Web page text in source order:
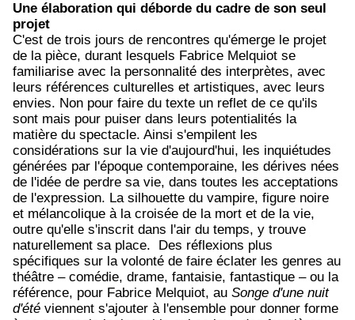
Une élaboration qui déborde du cadre de son seul
projet
C'est de trois jours de rencontres qu'émerge le projet
de la pièce, durant lesquels Fabrice Melquiot se
familiarise avec la personnalité des interprètes, avec
leurs références culturelles et artistiques, avec leurs
envies. Non pour faire du texte un reflet de ce qu'ils
sont mais pour puiser dans leurs potentialités la
matière du spectacle. Ainsi s'empilent les
considérations sur la vie d'aujourd'hui, les inquiétudes
générées par l'époque contemporaine, les dérives nées
de l'idée de perdre sa vie, dans toutes les acceptations
de l'expression. La silhouette du vampire, figure noire
et mélancolique à la croisée de la mort et de la vie,
outre qu'elle s'inscrit dans l'air du temps, y trouve
naturellement sa place.
Des réflexions plus
spécifiques sur la volonté de faire éclater les genres au
théâtre – comédie, drame, fantaisie, fantastique – ou la
référence, pour Fabrice Melquiot, au Songe d'une nuit
d'été viennent s'ajouter à l'ensemble pour donner forme